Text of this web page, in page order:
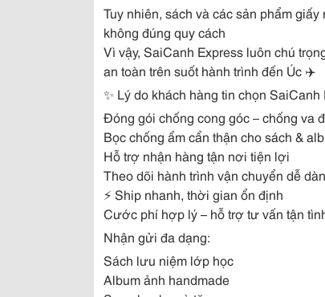
Tuy nhiên, sách và các sản phẩm
không đúng quy cách
Vì vậy, SaiCanh Express luôn chú
an toàn trên suốt hành trình đến Úc ✈️
✨ Lý do khách hàng tin chọn SaiCanh
Đóng gói chống cong góc – chống va
Bọc chống ẩm cẩn thận cho sách &
Hỗ trợ nhận hàng tận nơi tiện lợi
Theo dõi hành trình vận chuyển dễ
⚡ Ship nhanh, thời gian ổn định
Cước phí hợp lý – hỗ trợ tư vấn tận
Nhận gửi đa dạng:
Sách lưu niệm lớp học
Album ảnh handmade